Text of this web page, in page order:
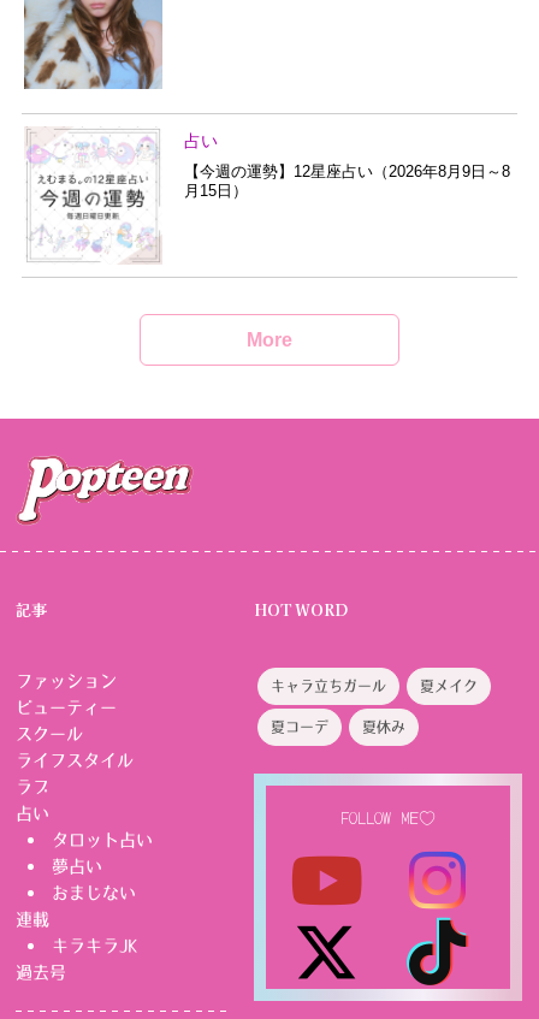
占い
【今週の運勢】12星座占い（2026年8月9日～8
月15日）
More
記事
ファッション
ビューティー
スクール
ライフスタイル
ラブ
占い
タロット占い
夢占い
おまじない
連載
キラキラJK
過去号
HOT WORD
キャラ立ちガール 夏メイク
夏コーデ 夏休み
FOLLOW ME♡